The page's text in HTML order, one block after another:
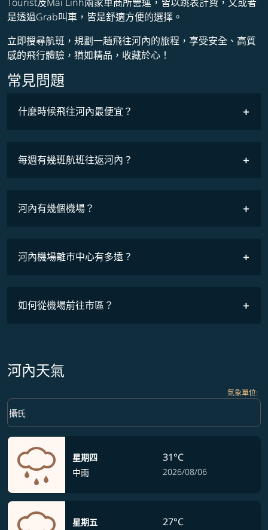
是透過Grab叫車，皆是舒適方便的選擇。
立即搜尋航班，規劃一趟飛往河內的旅程，享受安全、高質
感的飛行體驗，猶如精品，收藏於心！
常見問題
什麼時候飛往河內最便宜？
COSMILE會員
每週有幾班航班往返河內？
河內有幾個機場？
河內機場離市中心有多遠？
如何從機場前往市區？
河內天氣
氣象單位:
Weather unit option 攝氏 Selected
攝氏
keyboard_arrow_down
星期四
中雨
31°C
2026/08/06
星期五
27°C